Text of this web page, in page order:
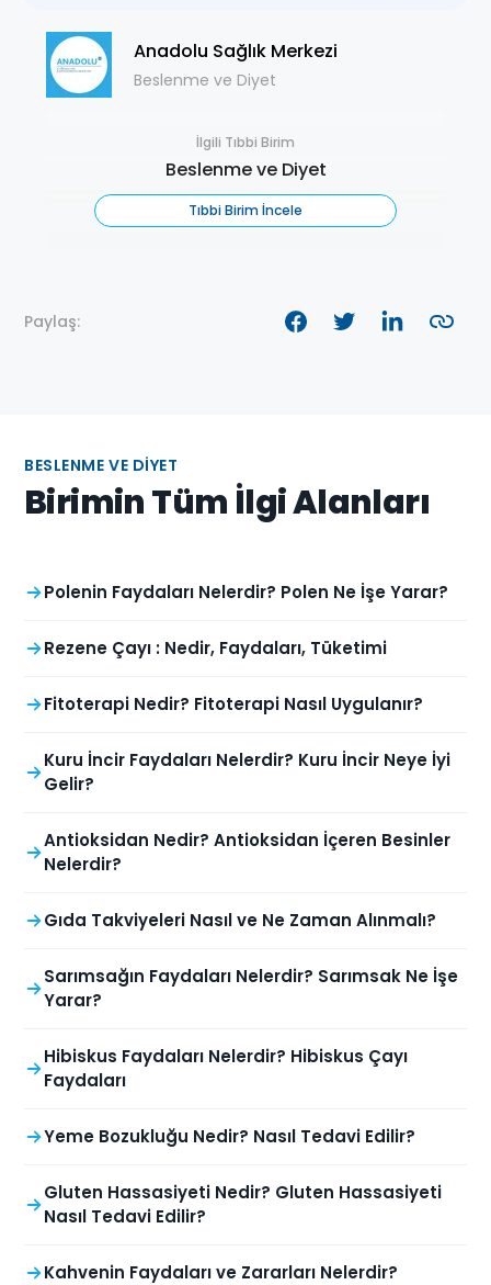
Anadolu Sağlık Merkezi
Beslenme ve Diyet
İlgili Tıbbi Birim
Beslenme ve Diyet
Tıbbi Birim İncele
Paylaş:
BESLENME VE DIYET
Birimin Tüm İlgi Alanları
Polenin Faydaları Nelerdir? Polen Ne İşe Yarar?
Rezene Çayı : Nedir, Faydaları, Tüketimi
Fitoterapi Nedir? Fitoterapi Nasıl Uygulanır?
Kuru İncir Faydaları Nelerdir? Kuru İncir Neye İyi
Gelir?
Antioksidan Nedir? Antioksidan İçeren Besinler
Nelerdir?
Gıda Takviyeleri Nasıl ve Ne Zaman Alınmalı?
Sarımsağın Faydaları Nelerdir? Sarımsak Ne İşe
Yarar?
Hibiskus Faydaları Nelerdir? Hibiskus Çayı
Faydaları
Yeme Bozukluğu Nedir? Nasıl Tedavi Edilir?
Gluten Hassasiyeti Nedir? Gluten Hassasiyeti
Nasıl Tedavi Edilir?
Kahvenin Faydaları ve Zararları Nelerdir?